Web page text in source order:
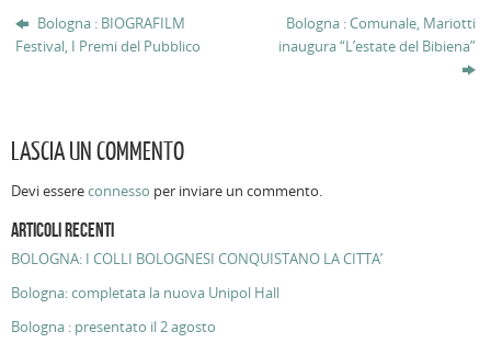
Bologna : BIOGRAFILM
Festival, I Premi del Pubblico
Bologna : Comunale, Mariotti
inaugura “L’estate del Bibiena”
LASCIA UN COMMENTO
Devi essereconnesso per inviare un commento.
ARTICOLI RECENTI
BOLOGNA: I COLLI BOLOGNESI CONQUISTANO LA CITTA’
Bologna: completata la nuova Unipol Hall
Bologna : presentato il 2 agosto